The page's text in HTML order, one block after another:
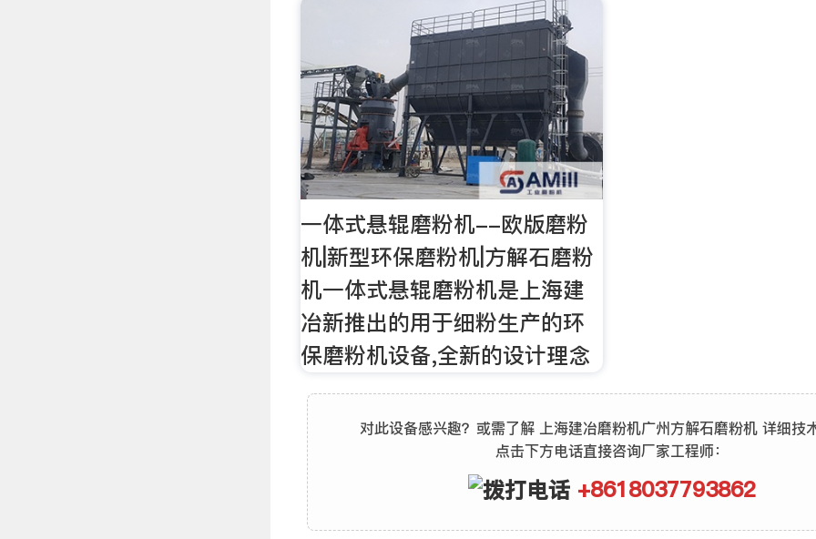
一体式悬辊磨粉机--欧版磨粉
机|新型环保磨粉机|方解石磨粉
机一体式悬辊磨粉机是上海建
冶新推出的用于细粉生产的环
保磨粉机设备,全新的设计理念
对此设备感兴趣？或需了解 上海建冶磨粉机广州方解石磨粉机 详细技
点击下方电话直接咨询厂家工程师：
+8618037793862